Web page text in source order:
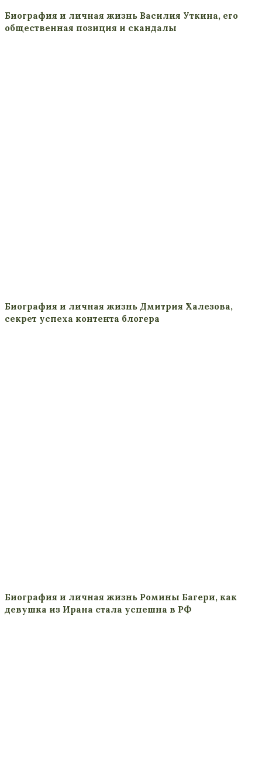
Биография и личная жизнь Василия Уткина, его
общественная позиция и скандалы
Биография и личная жизнь Дмитрия Халезова,
секрет успеха контента блогера
Биография и личная жизнь Ромины Багери, как
девушка из Ирана стала успешна в РФ